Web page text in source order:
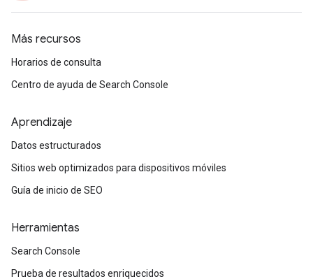
Más recursos
Horarios de consulta
Centro de ayuda de Search Console
Aprendizaje
Datos estructurados
Sitios web optimizados para dispositivos móviles
Guía de inicio de SEO
Herramientas
Search Console
Prueba de resultados enriquecidos